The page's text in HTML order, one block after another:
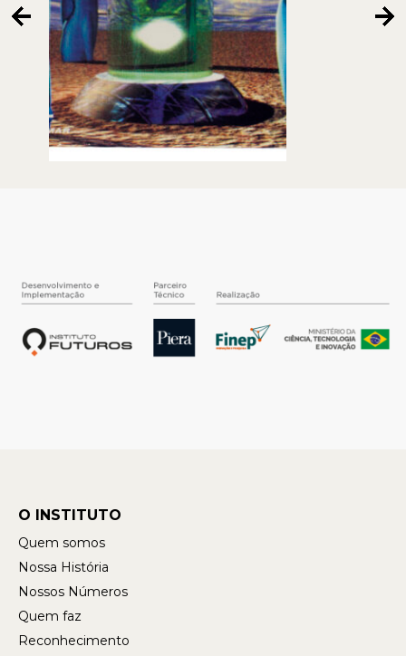
O INSTITUTO
Quem somos
Nossa História
Nossos Números
Quem faz
Reconhecimento